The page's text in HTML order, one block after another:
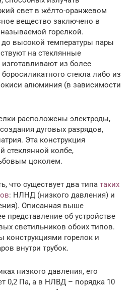
свет в жёлто-оранжевом
вещество заключено в
горелкой.
до высокой температуры пары
на стеклянные
изготавливают из более
стекла либо из
алюминия (в зависимости
расположены электроды,
дуговых разрядов,
Эта конструкция
стеклянной колбе,
цоколем.
что существует два типа таких
: НЛНД (низкого давления) и
Описанная выше
представление об устройстве
светильников обоих типов.
конструкциями горелок и
внутри трубок.
низкого давления, его
0,2 Па, а в НЛВД – порядка 10